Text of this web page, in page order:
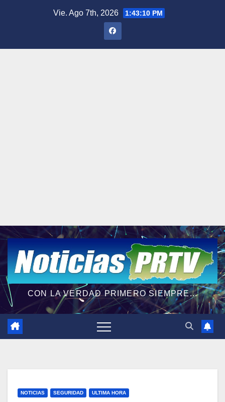
Vie. Ago 7th, 2026 1:43:11 PM
CON LA VERDAD PRIMERO SIEMPRE...
NOTICIAS SEGURIDAD ULTIMA HORA